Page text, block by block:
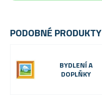
PODOBNÉ PRODUKTY
BYDLENÍ A
DOPLŇKY